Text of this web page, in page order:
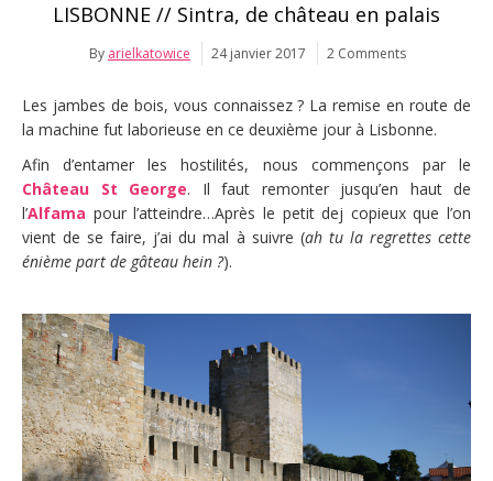
LISBONNE // Sintra, de château en palais
By arielkatowice 24 janvier 2017 2 Comments
Les jambes de bois, vous connaissez ? La remise en route de
la machine fut laborieuse en ce deuxième jour à Lisbonne.
Afin d’entamer les hostilités, nous commençons par le
Château St George. Il faut remonter jusqu’en haut de
l’Alfama pour l’atteindre…Après le petit dej copieux que l’on
vient de se faire, j’ai du mal à suivre (ah tu la regrettes cette
énième part de gâteau hein ?).